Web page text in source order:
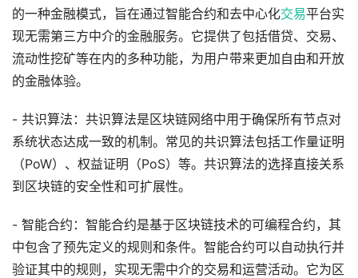
的一种金融模式，旨在通过智能合约和去中心化交易平台实
现无需第三方中介的金融服务。它提供了包括借贷、交易、
流动性挖矿等在内的多种功能，为用户带来更加自由和开放
的金融体验。
- 共识算法：共识算法是区块链网络中用于确保所有节点对
系统状态达成一致的机制。常见的共识算法包括工作量证明
（PoW）、权益证明（PoS）等。共识算法的选择直接关系
到区块链的安全性和可扩展性。
- 智能合约：智能合约是基于区块链技术的可编程合约，其
中包含了预先定义的规则和条件。智能合约可以自动执行并
验证其中的规则，实现无需中介的交易和运营活动。它为区